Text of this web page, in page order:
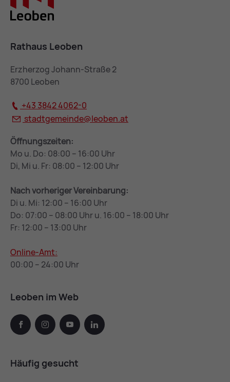
Rathaus Leoben
Erzherzog Johann-Straße 2
8700 Leoben
+43 3842 4062-0
stadtgemeinde@leoben.at
Öffnungszeiten:
Mo u. Do: 08:00 – 16:00 Uhr
Di, Mi u. Fr: 08:00 – 12:00 Uhr
Nach vorheriger Vereinbarung:
Di u. Mi: 12:00 – 16:00 Uhr
Do: 07:00 – 08:00 Uhr u. 16:00 – 18:00 Uhr
Fr: 12:00 – 13:00 Uhr
Online-Amt:
00:00 – 24:00 Uhr
Leoben im Web
facebook instagramyoutube linkedin
Häufig gesucht